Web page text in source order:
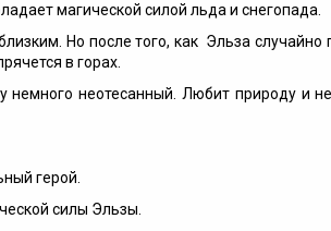
магической силой льда и снегопада.
Но после того, как Эльза
в горах.
неотесанный. Любит природу и
герой.
силы Эльзы.